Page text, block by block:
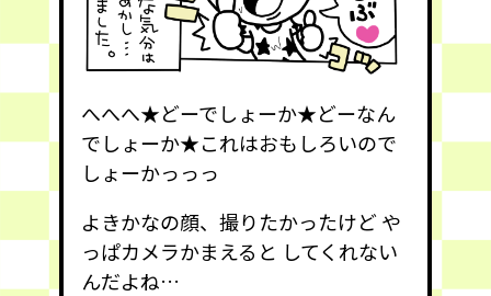
へへへ★どーでしょーか★どーなん
でしょーか★これはおもしろいので
しょーかっっっ
よきかなの顔、撮りたかったけど や
っぱカメラかまえると してくれない
んだよね…